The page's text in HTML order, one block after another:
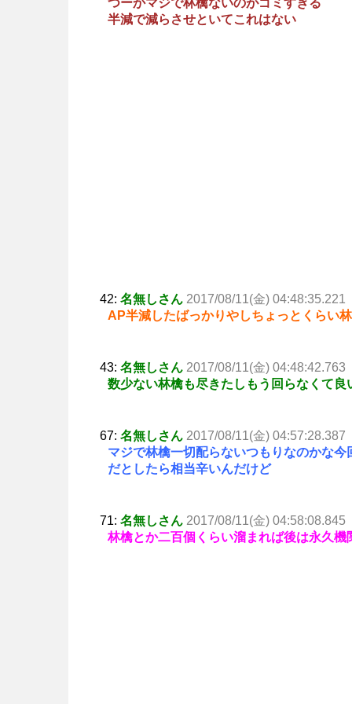
半減で減らさせといてこれはない
42: 名無しさん 2017/08/11(金) 04:48:35.221
AP半減したばっかりやしちょっとくらい
43: 名無しさん 2017/08/11(金) 04:48:42.763
数少ない林檎も尽きたしもう回らなくて良
67: 名無しさん 2017/08/11(金) 04:57:28.387
マジで林檎一切配らないつもりなのかな今
だとしたら相当辛いんだけど
71: 名無しさん 2017/08/11(金) 04:58:08.845
林檎とか二百個くらい溜まれば後は永久機